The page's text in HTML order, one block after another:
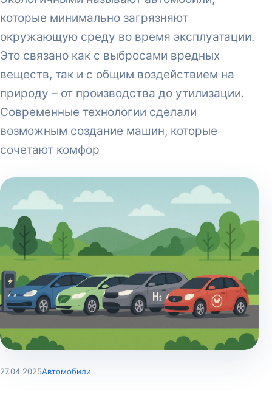
которые минимально загрязняют
окружающую среду во время эксплуатации.
Это связано как с выбросами вредных
веществ, так и с общим воздействием на
природу – от производства до утилизации.
Современные технологии сделали
возможным создание машин, которые
сочетают комфор
27.04.2025Автомобили